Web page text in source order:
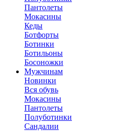
Пантолеты
Мокасины
Кеды
Ботфорты
Ботинки
Ботильоны
Босоножки
Мужчинам
Новинки
Вся обувь
Мокасины
Пантолеты
Полуботинки
Сандалии